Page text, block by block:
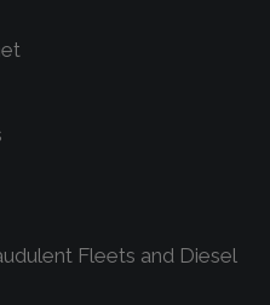
Fleets and Diesel